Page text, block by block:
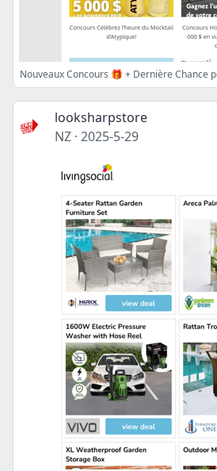
looksharpstore
NZ · 2025-5-29